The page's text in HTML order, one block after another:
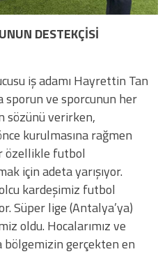
DESTEKÇİSİ
iş adamı Hayrettin Tan
sporun ve sporcunun her
sözünü verirken,
kurulmasına rağmen
özellikle futbol
için adeta yarışıyor.
kardeşimiz futbol
Süper lige (Antalya’ya)
oldu. Hocalarımız ve
gerçekten en